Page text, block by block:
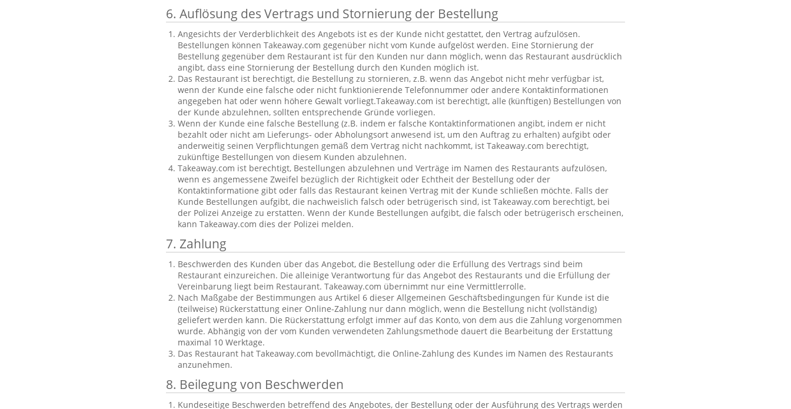
6. Auflösung des Vertrags und Stornierung der Bestellung
Angesichts der Verderblichkeit des Angebots ist es der Kunde nicht gestattet, den Vertrag aufzulösen.
Bestellungen können Takeaway.com gegenüber nicht vom Kunde aufgelöst werden. Eine Stornierung der
Bestellung gegenüber dem Restaurant ist für den Kunden nur dann möglich, wenn das Restaurant ausdrücklich
angibt, dass eine Stornierung der Bestellung durch den Kunden möglich ist.
Das Restaurant ist berechtigt, die Bestellung zu stornieren, z.B. wenn das Angebot nicht mehr verfügbar ist,
wenn der Kunde eine falsche oder nicht funktionierende Telefonnummer oder andere Kontaktinformationen
angegeben hat oder wenn höhere Gewalt vorliegt.Takeaway.com ist berechtigt, alle (künftigen) Bestellungen von
der Kunde abzulehnen, sollten entsprechende Gründe vorliegen.
Wenn der Kunde eine falsche Bestellung (z.B. indem er falsche Kontaktinformationen angibt, indem er nicht
bezahlt oder nicht am Lieferungs- oder Abholungsort anwesend ist, um den Auftrag zu erhalten) aufgibt oder
anderweitig seinen Verpflichtungen gemäß dem Vertrag nicht nachkommt, ist Takeaway.com berechtigt,
zukünftige Bestellungen von diesem Kunden abzulehnen.
Takeaway.com ist berechtigt, Bestellungen abzulehnen und Verträge im Namen des Restaurants aufzulösen,
wenn es angemessene Zweifel bezüglich der Richtigkeit oder Echtheit der Bestellung oder der
Kontaktinformatione gibt oder falls das Restaurant keinen Vertrag mit der Kunde schließen möchte. Falls der
Kunde Bestellungen aufgibt, die nachweislich falsch oder betrügerisch sind, ist Takeaway.com berechtigt, bei
der Polizei Anzeige zu erstatten. Wenn der Kunde Bestellungen aufgibt, die falsch oder betrügerisch erscheinen,
kann Takeaway.com dies der Polizei melden.
7. Zahlung
Beschwerden des Kunden über das Angebot, die Bestellung oder die Erfüllung des Vertrags sind beim
Restaurant einzureichen. Die alleinige Verantwortung für das Angebot des Restaurants und die Erfüllung der
Vereinbarung liegt beim Restaurant. Takeaway.com übernimmt nur eine Vermittlerrolle.
Nach Maßgabe der Bestimmungen aus Artikel 6 dieser Allgemeinen Geschäftsbedingungen für Kunde ist die
(teilweise) Rückerstattung einer Online-Zahlung nur dann möglich, wenn die Bestellung nicht (vollständig)
geliefert werden kann. Die Rückerstattung erfolgt immer auf das Konto, von dem aus die Zahlung vorgenommen
wurde. Abhängig von der vom Kunden verwendeten Zahlungsmethode dauert die Bearbeitung der Erstattung
maximal 10 Werktage.
Das Restaurant hat Takeaway.com bevollmächtigt, die Online-Zahlung des Kundes im Namen des Restaurants
anzunehmen.
8. Beilegung von Beschwerden
Kundeseitige Beschwerden betreffend des Angebotes, der Bestellung oder der Ausführung des Vertrags werden